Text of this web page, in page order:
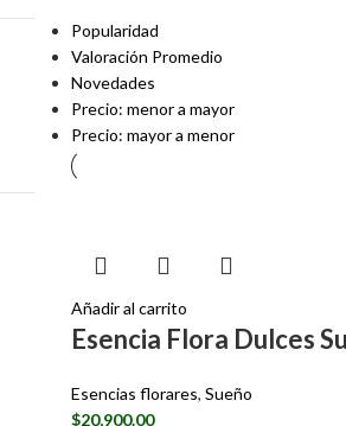
Popularidad
Valoración Promedio
Novedades
Precio: menor a mayor
Precio: mayor a menor
Añadir al carrito
Esencia Flora Dulces
Esencias florares, Sueño
$20,900.00